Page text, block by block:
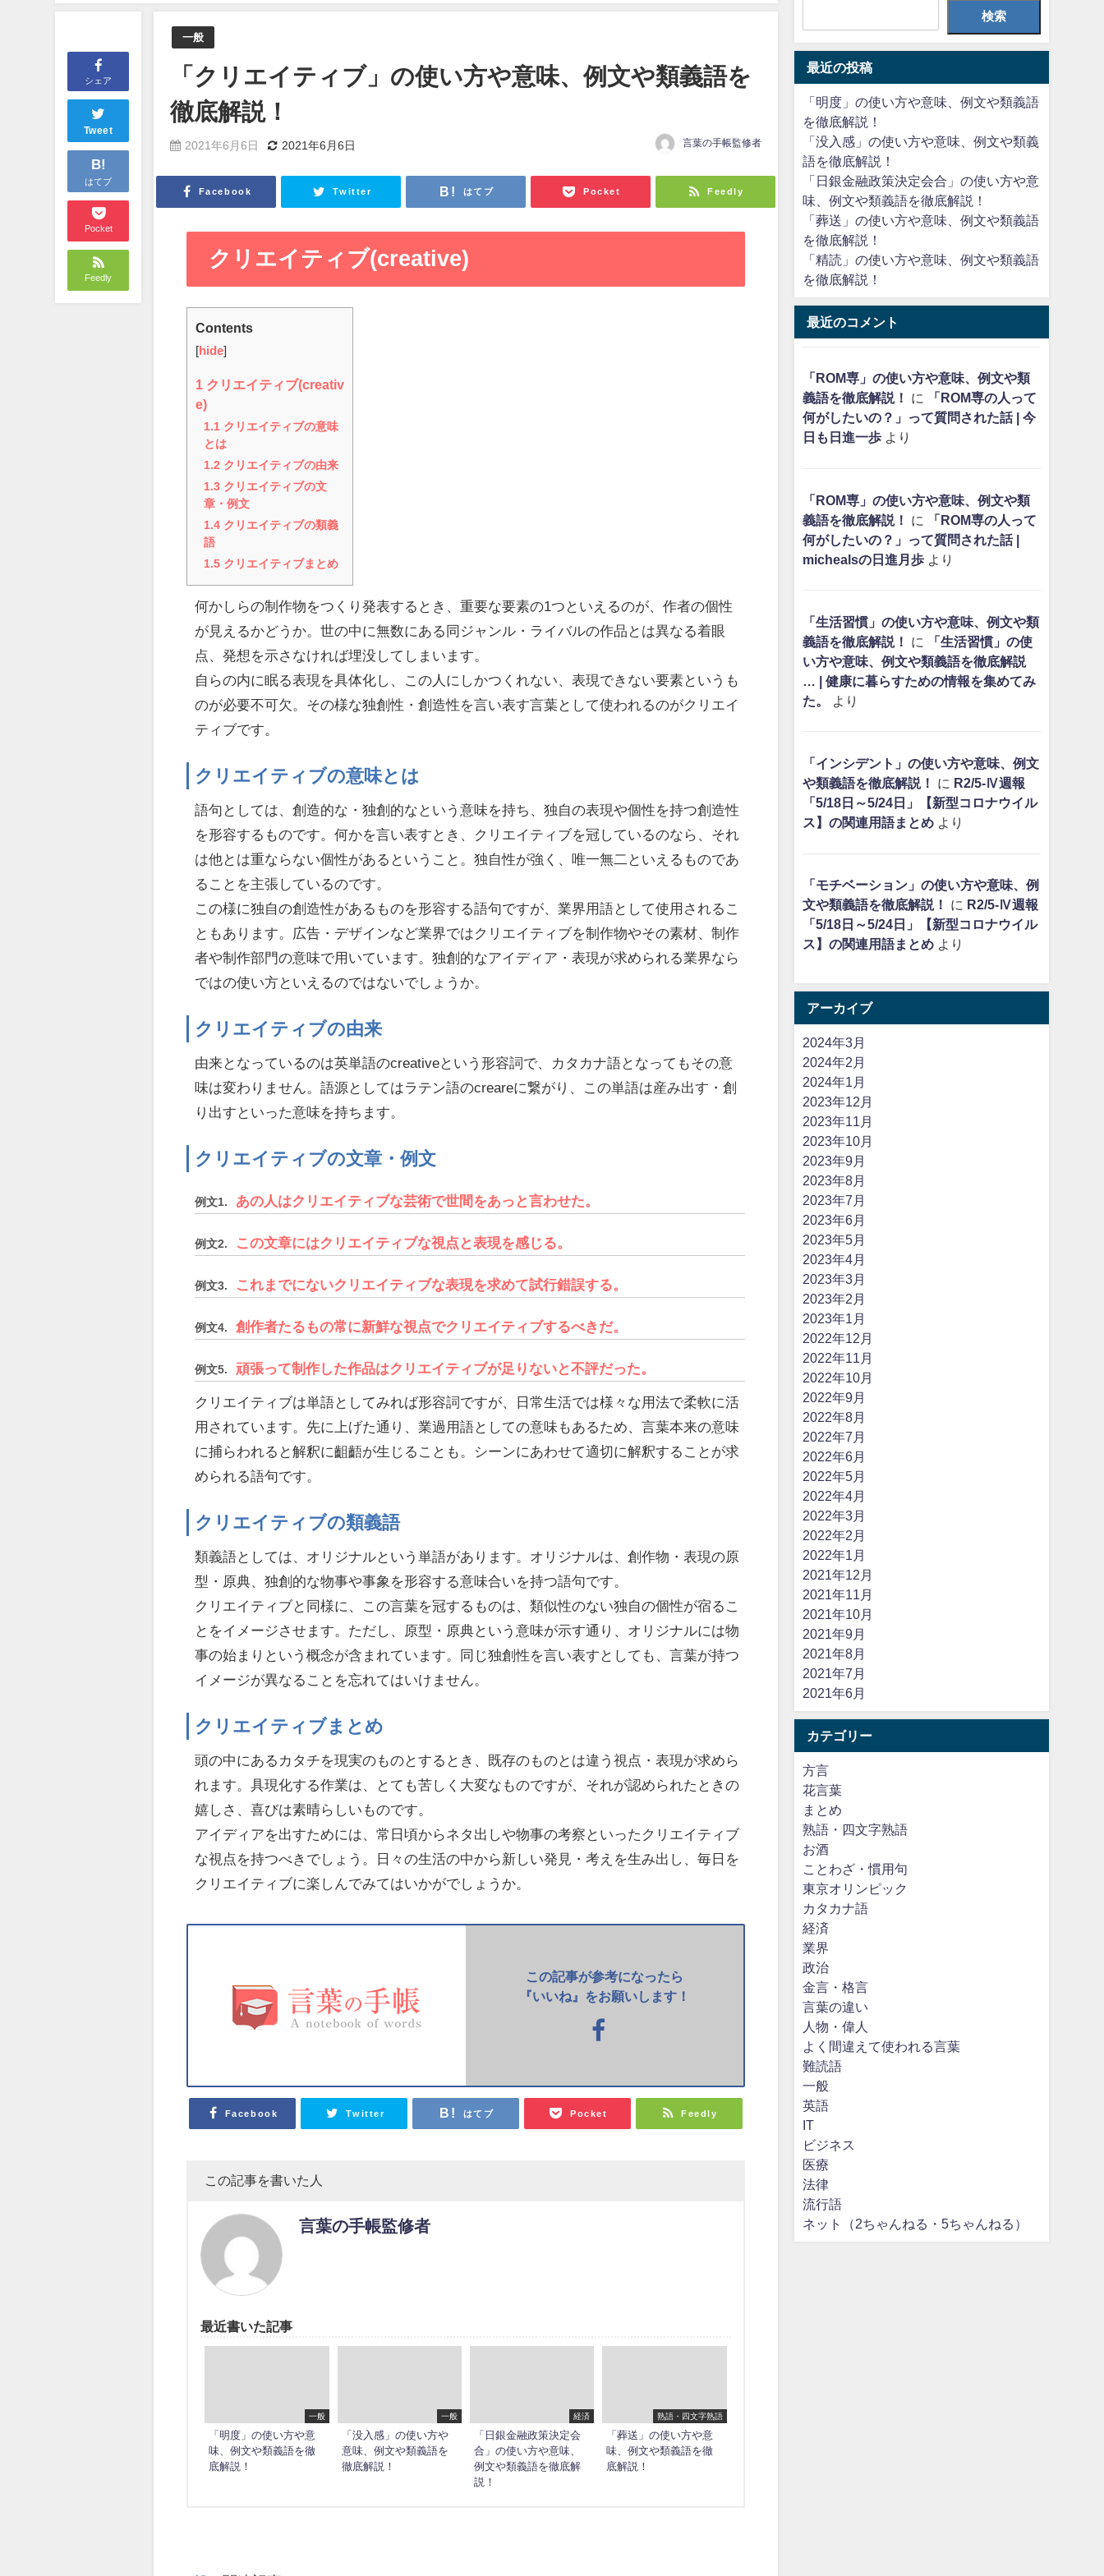
シェア
Tweet
B!
はてブ
Pocket
Feedly
一般
「クリエイティブ」の使い方や意味、例文や類義語を
徹底解説！
2021年6月6日 2021年6月6日 言葉の手帳監修者
Facebook Twitter はてブ Pocket Feedly
クリエイティブ(creative)
Contents
[ hide]
1
クリエイティブ(creativ
e)
1.1 クリエイティブの意味
とは
1.2 クリエイティブの由来
1.3 クリエイティブの文
章・例文
1.4 クリエイティブの類義
語
1.5 クリエイティブまとめ
何かしらの制作物をつくり発表するとき、重要な要素の1つといえるのが、作者の個性
が見えるかどうか。世の中に無数にある同ジャンル・ライバルの作品とは異なる着眼
点、発想を示さなければ埋没してしまいます。
自らの内に眠る表現を具体化し、この人にしかつくれない、表現できない要素というも
のが必要不可欠。その様な独創性・創造性を言い表す言葉として使われるのがクリエイ
ティブです。
クリエイティブの意味とは
語句としては、創造的な・独創的なという意味を持ち、独自の表現や個性を持つ創造性
を形容するものです。何かを言い表すとき、クリエイティブを冠しているのなら、それ
は他とは重ならない個性があるということ。独自性が強く、唯一無二といえるものであ
ることを主張しているのです。
この様に独自の創造性があるものを形容する語句ですが、業界用語として使用されるこ
ともあります。広告・デザインなど業界ではクリエイティブを制作物やその素材、制作
者や制作部門の意味で用いています。独創的なアイディア・表現が求められる業界なら
ではの使い方といえるのではないでしょうか。
クリエイティブの由来
由来となっているのは英単語のcreativeという形容詞で、カタカナ語となってもその意
味は変わりません。語源としてはラテン語のcreareに繋がり、この単語は産み出す・創
り出すといった意味を持ちます。
クリエイティブの文章・例文
例文1. あの人はクリエイティブな芸術で世間をあっと言わせた。
例文2. この文章にはクリエイティブな視点と表現を感じる。
例文3. これまでにないクリエイティブな表現を求めて試行錯誤する。
例文4. 創作者たるもの常に新鮮な視点でクリエイティブするべきだ。
例文5. 頑張って制作した作品はクリエイティブが足りないと不評だった。
クリエイティブは単語としてみれば形容詞ですが、日常生活では様々な用法で柔軟に活
用されています。先に上げた通り、業過用語としての意味もあるため、言葉本来の意味
に捕らわれると解釈に齟齬が生じることも。シーンにあわせて適切に解釈することが求
められる語句です。
クリエイティブの類義語
類義語としては、オリジナルという単語があります。オリジナルは、創作物・表現の原
型・原典、独創的な物事や事象を形容する意味合いを持つ語句です。
クリエイティブと同様に、この言葉を冠するものは、類似性のない独自の個性が宿るこ
とをイメージさせます。ただし、原型・原典という意味が示す通り、オリジナルには物
事の始まりという概念が含まれています。同じ独創性を言い表すとしても、言葉が持つ
イメージが異なることを忘れてはいけません。
クリエイティブまとめ
頭の中にあるカタチを現実のものとするとき、既存のものとは違う視点・表現が求めら
れます。具現化する作業は、とても苦しく大変なものですが、それが認められたときの
嬉しさ、喜びは素晴らしいものです。
アイディアを出すためには、常日頃からネタ出しや物事の考察といったクリエイティブ
な視点を持つべきでしょう。日々の生活の中から新しい発見・考えを生み出し、毎日を
クリエイティブに楽しんでみてはいかがでしょうか。
この記事が参考になったら
『いいね』をお願いします！
Facebook Twitter はてブ Pocket Feedly
この記事を書いた人
言葉の手帳監修者
最近書いた記事
一般
「明度」の使い方や意
味、例文や類義語を徹
底解説！
一般
「没入感」の使い方や
意味、例文や類義語を
徹底解説！
経済
「日銀金融政策決定会
合」の使い方や意味、
例文や類義語を徹底解
説！
熟語・四文字熟語
「葬送」の使い方や意
味、例文や類義語を徹
底解説！
検索
最近の投稿
「明度」の使い方や意味、例文や類義語
を徹底解説！
「没入感」の使い方や意味、例文や類義
語を徹底解説！
「日銀金融政策決定会合」の使い方や意
味、例文や類義語を徹底解説！
「葬送」の使い方や意味、例文や類義語
を徹底解説！
「精読」の使い方や意味、例文や類義語
を徹底解説！
最近のコメント
「ROM専」の使い方や意味、例文や類
義語を徹底解説！
に
「ROM専の人って
何がしたいの？」って質問された話 | 今
日も日進一歩より
「ROM専」の使い方や意味、例文や類
義語を徹底解説！
に
「ROM専の人って
何がしたいの？」って質問された話 |
michealsの日進月歩より
「生活習慣」の使い方や意味、例文や類
義語を徹底解説！
に
「生活習慣」の使
い方や意味、例文や類義語を徹底解説
… | 健康に暮らすための情報を集めてみ
た。
より
「インシデント」の使い方や意味、例文
や類義語を徹底解説！
に R2/5-Ⅳ週報
「5/18日～5/24日」【新型コロナウイル
ス】の関連用語まとめより
「モチベーション」の使い方や意味、例
文や類義語を徹底解説！
に R2/5-Ⅳ週報
「5/18日～5/24日」【新型コロナウイル
ス】の関連用語まとめより
アーカイブ
2024年3月
2024年2月
2024年1月
2023年12月
2023年11月
2023年10月
2023年9月
2023年8月
2023年7月
2023年6月
2023年5月
2023年4月
2023年3月
2023年2月
2023年1月
2022年12月
2022年11月
2022年10月
2022年9月
2022年8月
2022年7月
2022年6月
2022年5月
2022年4月
2022年3月
2022年2月
2022年1月
2021年12月
2021年11月
2021年10月
2021年9月
2021年8月
2021年7月
2021年6月
カテゴリー
方言
花言葉
まとめ
熟語・四文字熟語
お酒
ことわざ・慣用句
東京オリンピック
カタカナ語
経済
業界
政治
金言・格言
言葉の違い
人物・偉人
よく間違えて使われる言葉
難読語
一般
英語
IT
ビジネス
医療
法律
流行語
ネット（2ちゃんねる・5ちゃんねる）